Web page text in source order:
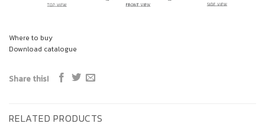
Where to buy
Download catalogue
Share this!
RELATED PRODUCTS